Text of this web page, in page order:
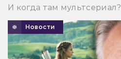
И когда там мультсериал?
Новости